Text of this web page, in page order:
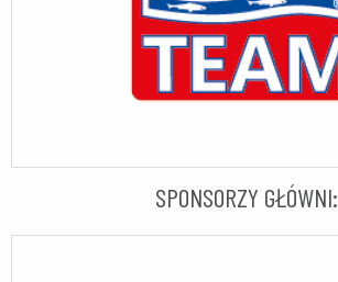
SPONSORZY GŁÓWNI: